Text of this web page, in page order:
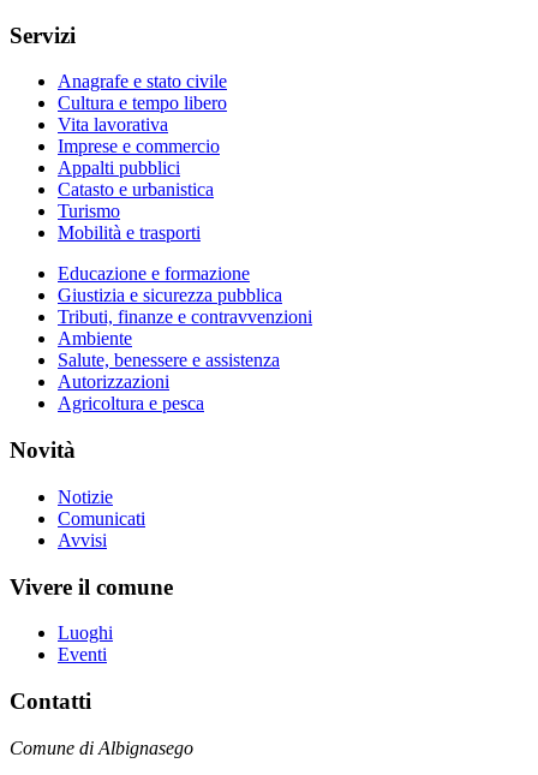
Servizi
Anagrafe e stato civile
Cultura e tempo libero
Vita lavorativa
Imprese e commercio
Appalti pubblici
Catasto e urbanistica
Turismo
Mobilità e trasporti
Educazione e formazione
Giustizia e sicurezza pubblica
Tributi, finanze e contravvenzioni
Ambiente
Salute, benessere e assistenza
Autorizzazioni
Agricoltura e pesca
Novità
Notizie
Comunicati
Avvisi
Vivere il comune
Luoghi
Eventi
Contatti
Comune di Albignasego